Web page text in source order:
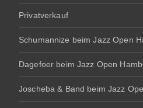
Privatverkauf
Schumannize beim Jazz Open
Dagefoer beim Jazz Open
Joscheba & Band beim Jazz